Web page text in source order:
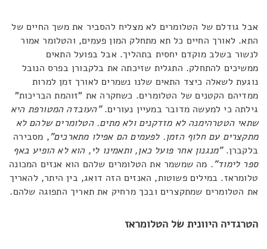
אבל גודלם של הטלומרים לא מצליח להסביר את משך החיים של
התא. לאורך החיים כל תא מתחלק המון פעמים, והטלומר אמור
לנשור בשלב מוקדם יחסית בתהליך. אבל בפועל התאים
ממשיכים להתחלק. התגלית שזיכתה את בלקבורן בפרס הנובל
נוגעת לשאלה כיצד התאים שלנו נשמרים לאורך זמן למרות
ממדיהם הקטנים של הטלומרים. כשחקרה את "זוהמת הבריכות"
גילתה כי למעשה מדובר במעיין נעורים."העובדה המטורפת היא
שתאי הטטרהימנה לא מזדקנים ולא מתים. הטלומרים שלהם לא
מתקצרים עם חלוף הזמן. לפעמים הם אפילו מתארכים", מסבירה
בלקברן. "מנגנון אחר פועל כאן, ותאמינו לי, הוא לא הופיע באף
ספר לימוד". מה שמשמר את הטלומרים שלהם הוא אנזים המכונה
טלומראז. במילים פשוטות, האנזים הזה דואג, בין היתר, להאריך
את הטלומרים שמתקצרים ובכך מרחיק את תאריך התפוגה שלהם.
הטרגדיה היוונית של הטלומראז